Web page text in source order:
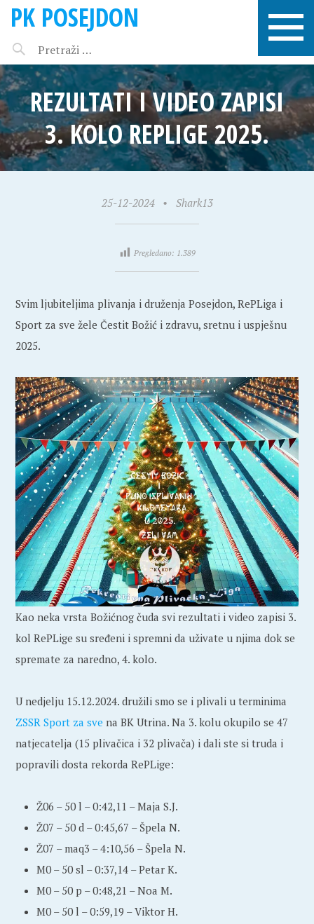
PK POSEJDON
REZULTATI I VIDEO ZAPISI
3. KOLO REPLIGE 2025.
25-12-2024 • Shark13
Pregledano: 1.389
Svim ljubiteljima plivanja i druženja Posejdon, RePLiga i
Sport za sve žele Čestit Božić i zdravu, sretnu i uspješnu
2025.
Kao neka vrsta Božićnog čuda svi rezultati i video zapisi 3.
kol RePLige su sređeni i spremni da uživate u njima dok se
spremate za naredno, 4. kolo.
U nedjelju 15.12.2024. družili smo se i plivali u terminima
ZSSR Sport za sve na BK Utrina. Na 3. kolu okupilo se 47
natjecatelja (15 plivačica i 32 plivača) i dali ste si truda i
popravili dosta rekorda RePLige:
Ž06 – 50 l – 0:42,11 – Maja S.J.
Ž07 – 50 d – 0:45,67 – Špela N.
Ž07 – maq3 – 4:10,56 – Špela N.
M0 – 50 sl – 0:37,14 – Petar K.
M0 – 50 p – 0:48,21 – Noa M.
M0 – 50 l – 0:59,19 – Viktor H.